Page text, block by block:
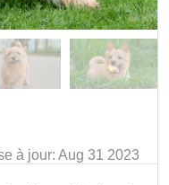
à jour: Aug 31 2023